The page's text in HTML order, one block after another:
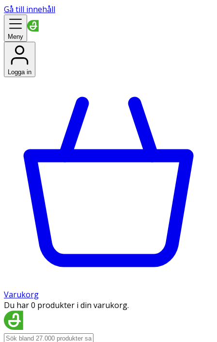
Gå till innehåll
Meny
Logga in
Varukorg
Du har 0 produkter i din varukorg.